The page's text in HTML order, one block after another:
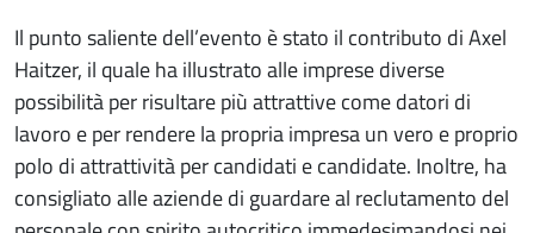
Il punto saliente dell’evento è stato il contributo di Axel
Haitzer, il quale ha illustrato alle imprese diverse
possibilità per risultare più attrattive come datori di
lavoro e per rendere la propria impresa un vero e proprio
polo di attrattività per candidati e candidate. Inoltre, ha
consigliato alle aziende di guardare al reclutamento del